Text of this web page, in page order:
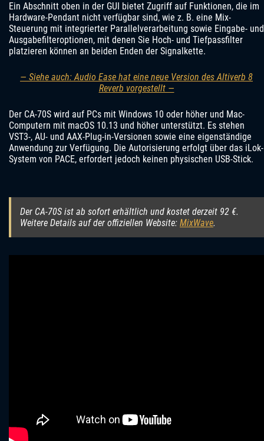
Ein Abschnitt oben in der GUI bietet Zugriff auf Funktionen, die im
Hardware-Pendant nicht verfügbar sind, wie z. B. eine Mix-
Steuerung mit integrierter Parallelverarbeitung sowie Eingabe- und
Ausgabefilteroptionen, mit denen Sie Hoch- und Tiefpassfilter
platzieren können an beiden Enden der Signalkette.
— Siehe auch: Audio Ease hat eine neue Version des Altiverb 8
Reverb vorgestellt —
Der CA-70S wird auf PCs mit Windows 10 oder höher und Mac-
Computern mit macOS 10.13 und höher unterstützt. Es stehen
VST3-, AU- und AAX-Plug-in-Versionen sowie eine eigenständige
Anwendung zur Verfügung. Die Autorisierung erfolgt über das iLok-
System von PACE, erfordert jedoch keinen physischen USB-Stick.
Der CA-70S ist ab sofort erhältlich und kostet derzeit 92 €.
Weitere Details auf der offiziellen Website: MixWave.